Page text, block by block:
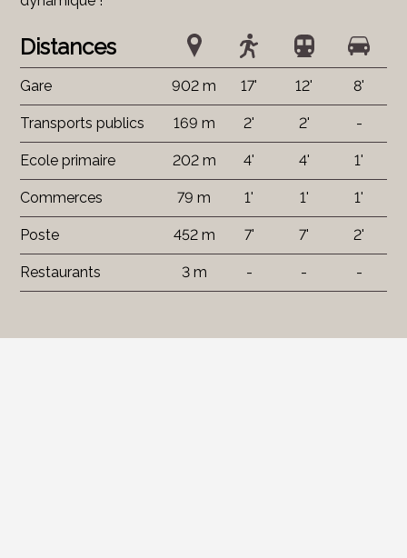
Distances
Gare 902 m 17' 12' 8'
Transports publics 169 m 2' 2' -
Ecole primaire 202 m 4' 4' 1'
Commerces 79 m 1' 1' 1'
Poste 452 m 7' 7' 2'
Restaurants 3 m - - -